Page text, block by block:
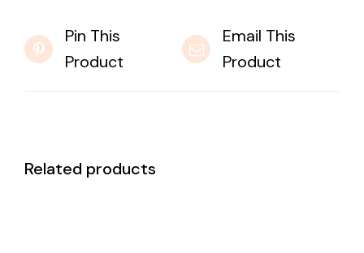
Pin This
Product
Email This
Product
Related products